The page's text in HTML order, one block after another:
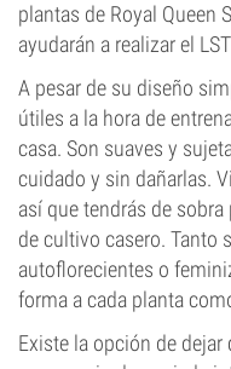
plantas de Royal Queen
ayudarán a realizar el
A pesar de su diseño
útiles a la hora de
casa. Son suaves y
cuidado y sin dañarlas.
así que tendrás de
de cultivo casero. Tanto
autoflorecientes o
forma a cada planta
Existe la opción de